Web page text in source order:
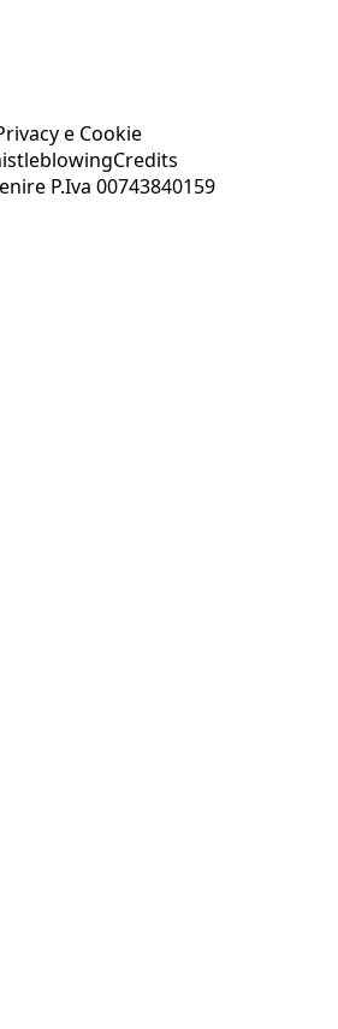
e Cookie
Credits
P.Iva 00743840159